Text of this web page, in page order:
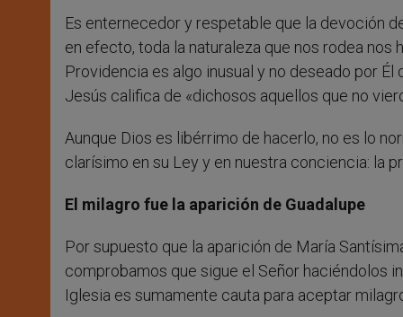
Es enternecedor y respetable que la devoción
en efecto, toda la naturaleza que nos rodea nos
Providencia es algo inusual y no deseado por
Jesús califica de «dichosos aquellos que no
Aunque Dios es libérrimo de hacerlo, no es lo
clarísimo en su Ley y en nuestra conciencia: la
El milagro fue la aparición de Guadalupe
Por supuesto que la aparición de María
comprobamos que sigue el Señor haciéndolos
Iglesia es sumamente cauta para aceptar